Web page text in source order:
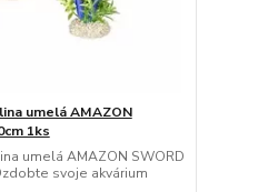
umelá AMAZON
1ks
umelá AMAZON SWORD
svoje akvárium